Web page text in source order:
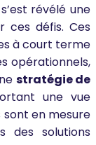
révélé une
ces défis. Ces
à court terme
opérationnels,
stratégie de
une vue
sont en mesure
des solutions